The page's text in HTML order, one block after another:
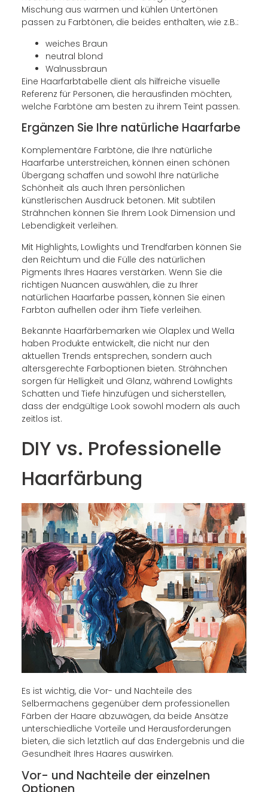
Mischung aus warmen und kühlen Untertönen
passen zu Farbtönen, die beides enthalten, wie z.B.:
weiches Braun
neutral blond
Walnussbraun
Eine Haarfarbtabelle dient als hilfreiche visuelle
Referenz für Personen, die herausfinden möchten,
welche Farbtöne am besten zu ihrem Teint passen.
Ergänzen Sie Ihre natürliche Haarfarbe
Komplementäre Farbtöne, die Ihre natürliche
Haarfarbe unterstreichen, können einen schönen
Übergang schaffen und sowohl Ihre natürliche
Schönheit als auch Ihren persönlichen
künstlerischen Ausdruck betonen. Mit subtilen
Strähnchen können Sie Ihrem Look Dimension und
Lebendigkeit verleihen.
Mit Highlights, Lowlights und Trendfarben können Sie
den Reichtum und die Fülle des natürlichen
Pigments Ihres Haares verstärken. Wenn Sie die
richtigen Nuancen auswählen, die zu Ihrer
natürlichen Haarfarbe passen, können Sie einen
Farbton aufhellen oder ihm Tiefe verleihen.
Bekannte Haarfärbemarken wie Olaplex und Wella
haben Produkte entwickelt, die nicht nur den
aktuellen Trends entsprechen, sondern auch
altersgerechte Farboptionen bieten. Strähnchen
sorgen für Helligkeit und Glanz, während Lowlights
Schatten und Tiefe hinzufügen und sicherstellen,
dass der endgültige Look sowohl modern als auch
zeitlos ist.
DIY vs. Professionelle
Haarfärbung
Es ist wichtig, die Vor- und Nachteile des
Selbermachens gegenüber dem professionellen
Färben der Haare abzuwägen, da beide Ansätze
unterschiedliche Vorteile und Herausforderungen
bieten, die sich letztlich auf das Endergebnis und die
Gesundheit Ihres Haares auswirken.
Vor- und Nachteile der einzelnen
Optionen